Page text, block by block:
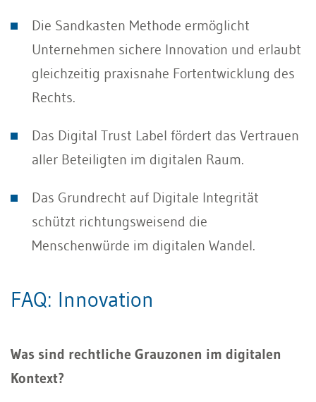
Die Sandkasten Methode ermöglicht
Unternehmen sichere Innovation und erlaubt
gleichzeitig praxisnahe Fortentwicklung des
Rechts.
Das Digital Trust Label fördert das Vertrauen
aller Beteiligten im digitalen Raum.
Das Grundrecht auf Digitale Integrität
schützt richtungsweisend die
Menschenwürde im digitalen Wandel.
FAQ: Innovation
Was sind rechtliche Grauzonen im digitalen
Kontext?